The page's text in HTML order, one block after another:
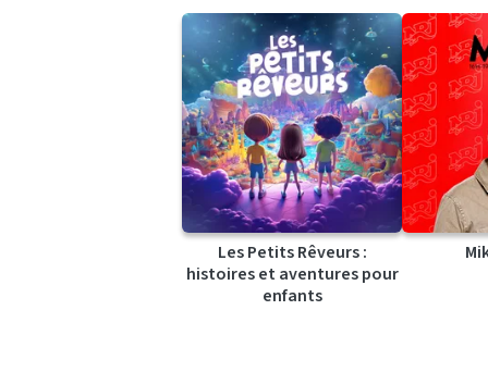
Les Petits Rêveurs :
histoires et aventures pour
enfants